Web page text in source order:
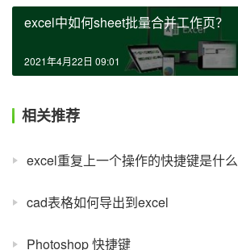
excel中如何sheet批量合并工作页？
2021年4月22日 09:01
相关推荐
excel重复上一个操作的快捷键是什么
cad表格如何导出到excel
Photoshop 快捷键